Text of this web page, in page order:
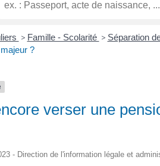
> Famille - Scolarité > Séparation
?
verser une
- Direction de l'information légale et